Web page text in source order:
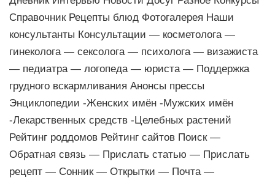
Справочник Рецепты блюд Фотогалерея Наши
консультанты Консультации — косметолога —
гинеколога — сексолога — психолога — визажиста
— педиатра — логопеда — юриста — Поддержка
грудного вскармливания Анонсы прессы
Энциклопедии -Женских имён -Мужских имён
-Лекарственных средств -Целебных растений
Рейтинг роддомов Рейтинг сайтов Поиск —
Обратная связь — Прислать статью — Прислать
рецепт — Сонник — Открытки — Почта —